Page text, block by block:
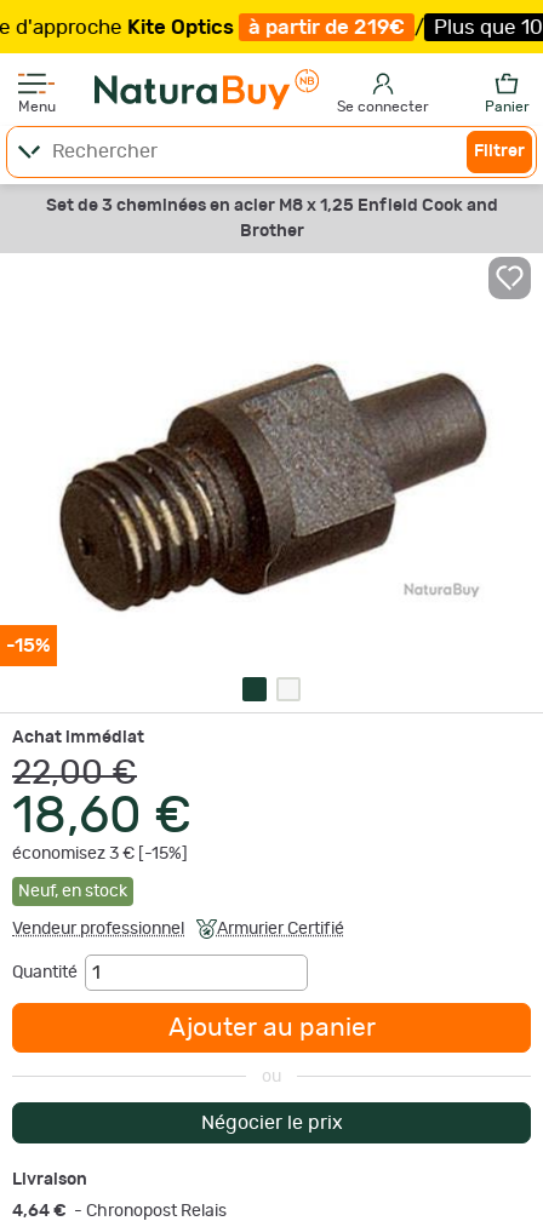
Kite Optics à partir de 219€ / Plus que 100
Menu Se connecter Panier
Filtrer
Set de 3 cheminées en acier M8 x 1,25 Enfield Cook and
Brother
-15%
Achat immédiat
22,00 €
18,60 €
économisez 3 € [-15%]
Neuf, en stock
Vendeur professionnel Armurier Certifié
Quantité
Ajouter au panier
ou
Négocier le prix
Livraison
4,64 € - Chronopost Relais